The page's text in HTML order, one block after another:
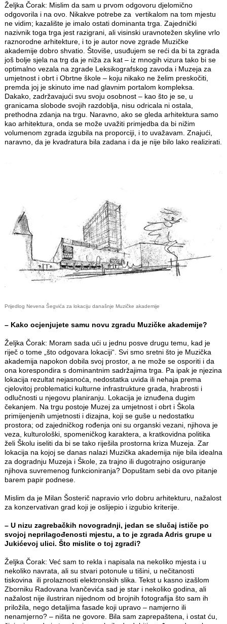
Željka Čorak: Mislim da sam u prvom odgovoru djelomično
odgovorila i na ovo. Nikakve potrebe za vertikalom na tom mjestu
ne vidim; kazalište je imalo ostati dominanta trga. Zajednički
nazivnik toga trga jest razigrani, ali visinski uravnotežen skyline vrlo
raznorodne arhitekture, i to je autor nove zgrade Muzičke
akademije dobro shvatio. Štoviše, usuđujem se reći da bi ta zgrada
još bolje sjela na trg da je niža za kat – iz mnogih vizura tako bi se
optimalno vezala na zgrade Leksikografskog zavoda i Muzeja za
umjetnost i obrt i Obrtne škole – koju nikako ne želim preskočiti,
premda joj je skinuto ime nad glavnim portalom kompleksa.
Dakako, zadržavajući svu svoju osobnost – kao što je se, u
granicama slobode svojih razdoblja, nisu odricala ni ostala,
prethodna zdanja na trgu. Naravno, ako se gleda arhitektura samo
kao arhitektura, onda se može uvažiti primjedba da bi nižim
volumenom zgrada izgubila na proporciji, i to uvažavam. Znajući,
naravno, da je kvadratura bila zadana i da je nije bilo lako realizirati.
Prijedlog Nevena Šegvića za lokaciju današnje Muzičke akademije
– Kako ocjenjujete samu novu zgradu Muzičke akademije?
Željka Čorak: Moram sada ući u jednu posve drugu temu, kad je
riječ o tome „što odgovara lokaciji“. Svi smo sretni što je Muzička
akademija napokon dobila svoj prostor, a ne može se osporiti i da
ona korespondira s dominantnim sadržajima trga. Pa ipak je njezina
lokacija rezultat nejasnoća, nedostatka uvida ili nehaja prema
cjelovitoj problematici kulturne infrastrukture grada, hrabrosti i
odlučnosti u njegovu planiranju. Lokacija je iznuđena dugim
čekanjem. Na trgu postoje Muzej za umjetnost i obrt i Škola
primijenjenih umjetnosti i dizajna, koji se guše u nedostatku
prostora; od zajedničkog rođenja oni su organski vezani, njihova je
veza, kulturološki, spomeničkog karaktera, a kratkovidna politika
želi Školu iseliti da bi se tako riješila prostorna kriza Muzeja. Zar
lokacija na kojoj se danas nalazi Muzička akademija nije bila idealna
za dogradnju Muzeja i Škole, za trajno ili dugotrajno osiguranje
njihova suvremenog funkcioniranja? Dopuštam sebi da ovo pitanje
barem papir podnese.
Mislim da je Milan Šosterič napravio vrlo dobru arhitekturu, nažalost
za konzervativan grad koji je oslijepio i izgubio kriterije.
– U nizu zagrebačkih novogradnji, jedan se slučaj ističe po
svojoj neprilagođenosti mjestu, a to je zgrada Adris grupe u
Jukićevoj ulici. Što mislite o toj zgradi?
Željka Čorak: Već sam to rekla i napisala na nekoliko mjesta i u
nekoliko navrata, ali su stvari potonule u tišini, u nečitanosti
tiskovina ili prolaznosti elektronskih slika. Tekst u kasno izašlom
Zborniku Radovana Ivančevića sad je star i nekoliko godina, ali
nažalost nije ilustriran nijednom od brojnih fotografija što sam ih
priložila, nego detaljima fasade koji upravo – namjerno ili
nenamjerno? – ništa ne govore. Bila sam zaprepaštena, i ostat ću,